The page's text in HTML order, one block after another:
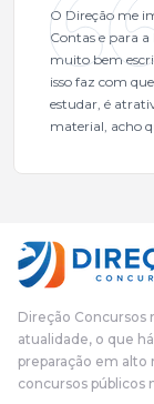
O Direção me
Contas e para a
muito bem
isso faz com
estudar, é
material, acho
mais
fundamental na
pudesse
das aulas
o aluno, além
fazendo um
complicado, é
terem feito isso
Direção Concursos
atualidade, o que
preparação em alto
concursos públicos